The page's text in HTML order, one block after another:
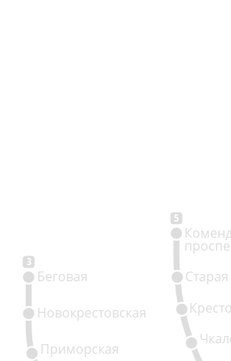
3
5
Приморская
Новокрестовская
Беговая